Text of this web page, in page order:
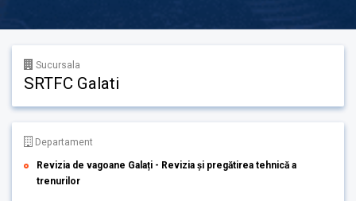
Sucursala
SRTFC Galati
Departament
Revizia de vagoane Galați - Revizia și pregătirea tehnică a
trenurilor